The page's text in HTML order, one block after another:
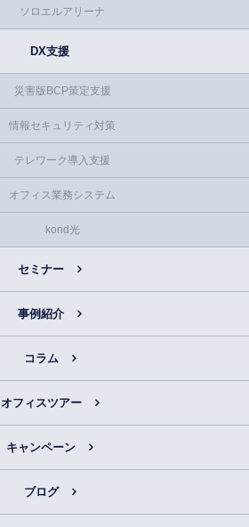
ソロエルアリーナ
DX支援
災害版BCP策定支援
情報セキュリティ対策
テレワーク導入支援
オフィス業務システム
kond光
セミナー
事例紹介
コラム
オフィスツアー
キャンペーン
ブログ